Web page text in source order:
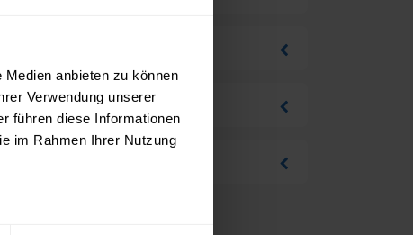
anbieten zu können
Verwendung unserer
führen diese Informationen
im Rahmen Ihrer Nutzung